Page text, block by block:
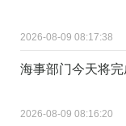
2026-08-09 08:17:38
海事部门今天将
2026-08-09 08:16:20